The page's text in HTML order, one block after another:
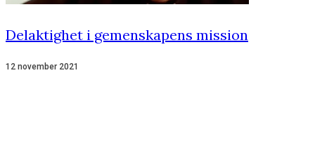
Delaktighet i gemenskapens mission
12 november 2021